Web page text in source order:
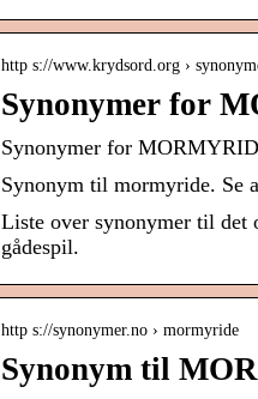
http s://www.krydsord.org ›
Synonymer for
Synonymer for
Synonym til mormyride. Se
Liste over synonymer til det
gådespil.
http s://synonymer.no › mormyride
Synonym til